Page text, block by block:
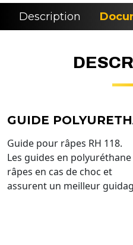
Description
GUIDE
Guide pour râpes RH 118.
Les guides en
râpes en cas de choc et
assurent un meilleur